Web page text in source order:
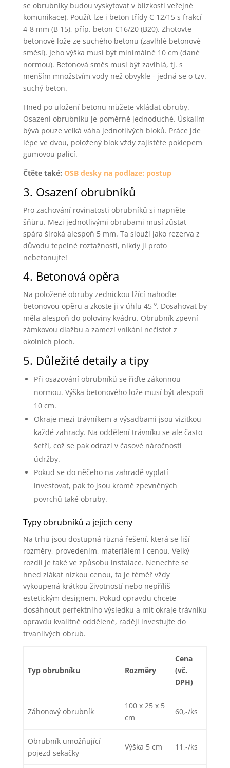
se obrubníky budou vyskytovat v blízkosti veřejné
komunikace). Použít lze i beton třídy C 12/15 s frakcí
4-8 mm (B 15), příp. beton C16/20 (B20). Zhotovte
betonové lože ze suchého betonu (zavlhlé betonové
směsi). Jeho výška musí být minimálně 10 cm (dané
normou). Betonová směs musí být zavlhlá, tj. s
menším množstvím vody než obvykle - jedná se o tzv.
suchý beton.
Hned po uložení betonu můžete vkládat obruby.
Osazení obrubníku je poměrně jednoduché. Úskalím
bývá pouze velká váha jednotlivých bloků. Práce jde
lépe ve dvou, položený blok vždy zajistěte poklepem
gumovou palicí.
Čtěte také: OSB desky na podlaze: postup
3. Osazení obrubníků
Pro zachování rovinatosti obrubníků si napněte
šňůru. Mezi jednotlivými obrubami musí zůstat
spára široká alespoň 5 mm. Ta slouží jako rezerva z
důvodu tepelné roztažnosti, nikdy ji proto
nebetonujte!
4. Betonová opěra
Na položené obruby zednickou lžící nahoďte
betonovou opěru a zkoste ji v úhlu 45 ⁰. Dosahovat by
měla alespoň do poloviny kvádru. Obrubník zpevní
zámkovou dlažbu a zamezí vnikání nečistot z
okolních ploch.
5. Důležité detaily a tipy
Při osazování obrubníků se řiďte zákonnou
normou. Výška betonového lože musí být alespoň
10 cm.
Okraje mezi trávníkem a výsadbami jsou vizitkou
každé zahrady. Na oddělení trávníku se ale často
šetří, což se pak odrazí v časové náročnosti
údržby.
Pokud se do něčeho na zahradě vyplatí
investovat, pak to jsou kromě zpevněných
povrchů také obruby.
Typy obrubníků a jejich ceny
Na trhu jsou dostupná různá řešení, která se liší
rozměry, provedením, materiálem i cenou. Velký
rozdíl je také ve způsobu instalace. Nenechte se
hned zlákat nízkou cenou, ta je téměř vždy
vykoupená krátkou životností nebo nepříliš
estetickým designem. Pokud opravdu chcete
dosáhnout perfektního výsledku a mít okraje trávníku
opravdu kvalitně oddělené, raději investujte do
trvanlivých obrub.
Typ obrubníku Rozměry
Cena
(vč.
DPH)
Záhonový obrubník
100 x 25 x 5
cm
60,-/ks
Obrubník umožňující
pojezd sekačky
Výška 5 cm 11,-/ks